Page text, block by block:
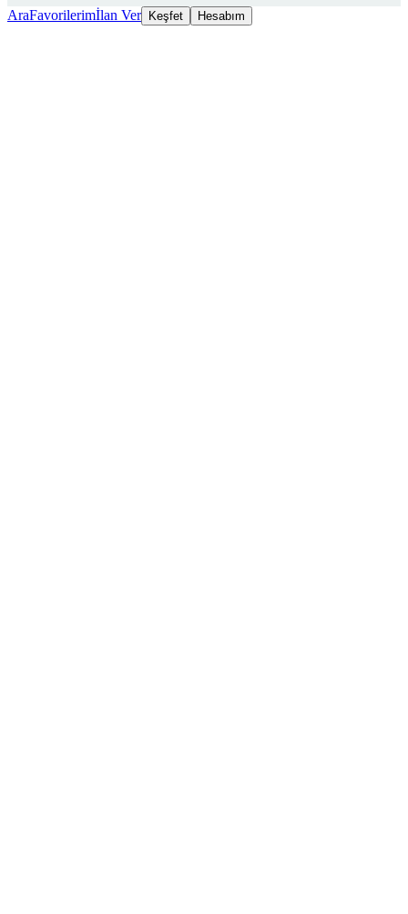
AraFavorilerimİlan Ver Keşfet Hesabım